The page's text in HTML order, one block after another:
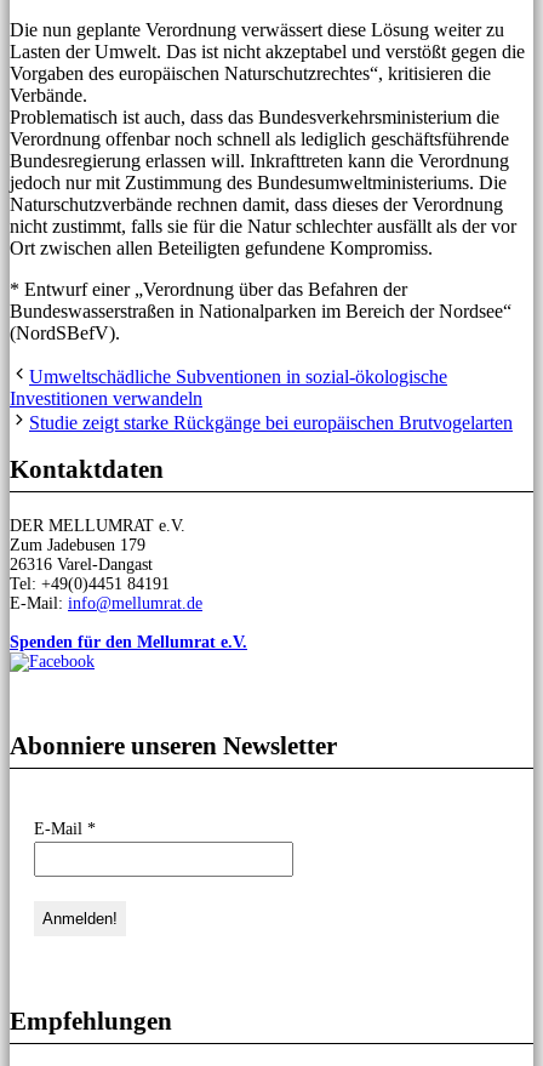
Die nun geplante Verordnung verwässert diese Lösung weiter zu
Lasten der Umwelt. Das ist nicht akzeptabel und verstößt gegen die
Vorgaben des europäischen Naturschutzrechtes“, kritisieren die
Verbände.
Problematisch ist auch, dass das Bundesverkehrsministerium die
Verordnung offenbar noch schnell als lediglich geschäftsführende
Bundesregierung erlassen will. Inkrafttreten kann die Verordnung
jedoch nur mit Zustimmung des Bundesumweltministeriums. Die
Naturschutzverbände rechnen damit, dass dieses der Verordnung
nicht zustimmt, falls sie für die Natur schlechter ausfällt als der vor
Ort zwischen allen Beteiligten gefundene Kompromiss.
* Entwurf einer „Verordnung über das Befahren der
Bundeswasserstraßen in Nationalparken im Bereich der Nordsee“
(NordSBefV).
Umweltschädliche Subventionen in sozial-ökologische
Investitionen verwandeln
Studie zeigt starke Rückgänge bei europäischen Brutvogelarten
Kontaktdaten
DER MELLUMRAT e.V.
Zum Jadebusen 179
26316 Varel-Dangast
Tel: +49(0)4451 84191
E-Mail: info@mellumrat.de
Spenden für den Mellumrat e.V.
Abonniere unseren Newsletter
E-Mail *
Empfehlungen